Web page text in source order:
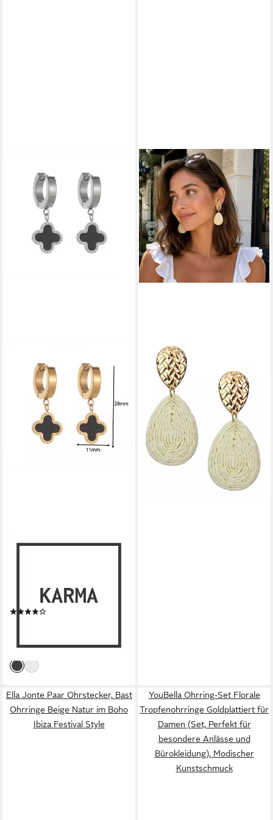
KARMA
(wasserfest und antiallergisch,
2-tlg), Ohrhänger
lieferbar - in 3-4 Werktagen bei dir
ELLA JONTE
Paar Ohrstecker, Bast
Ohrringe im Boho Style für
den Sommer
14,95 €
lieferbar - in 2-3 Werktagen bei dir
Ella Jonte Paar Ohrstecker, Bast
Ohrringe Beige Natur im Boho
Ibiza Festival Style
YouBella Ohrring-Set Florale
Tropfenohrringe Goldplattiert für
Damen (Set, Perfekt für
besondere Anlässe und
Bürokleidung), Modischer
Kunstschmuck